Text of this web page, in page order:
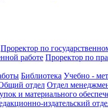
Проректор по
работе Проректор по
Библиотека Учебно -
отдел Отдел
и материального
издательский